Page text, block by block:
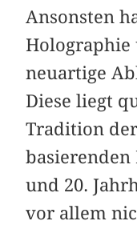
Ansonsten
neuartige
Diese liegt
Tradition
basierenden
und 20.
vor allem